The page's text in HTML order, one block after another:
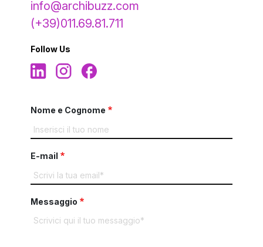
info@archibuzz.com
(+39)011.69.81.711
Follow Us
form-wrapper
Nome e Cognome
E-mail
Messaggio